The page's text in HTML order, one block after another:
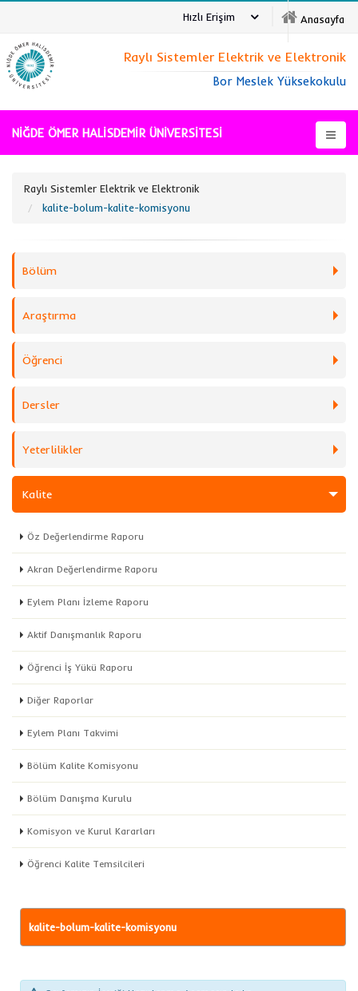
Anasayfa
Hızlı Erişim
NİĞDE ÖMER HALİSDEMİR ÜNİVERSİTESİ
Raylı Sistemler Elektrik ve Elektronik
Bor Meslek Yüksekokulu
Raylı Sistemler Elektrik ve Elektronik
kalite-bolum-kalite-komisyonu
Bölüm
Araştırma
Öğrenci
Dersler
Yeterlilikler
Kalite
Öz Değerlendirme Raporu
Akran Değerlendirme Raporu
Eylem Planı İzleme Raporu
Aktif Danışmanlık Raporu
Öğrenci İş Yükü Raporu
Diğer Raporlar
Eylem Planı Takvimi
Bölüm Kalite Komisyonu
Bölüm Danışma Kurulu
Komisyon ve Kurul Kararları
Öğrenci Kalite Temsilcileri
kalite-bolum-kalite-komisyonu